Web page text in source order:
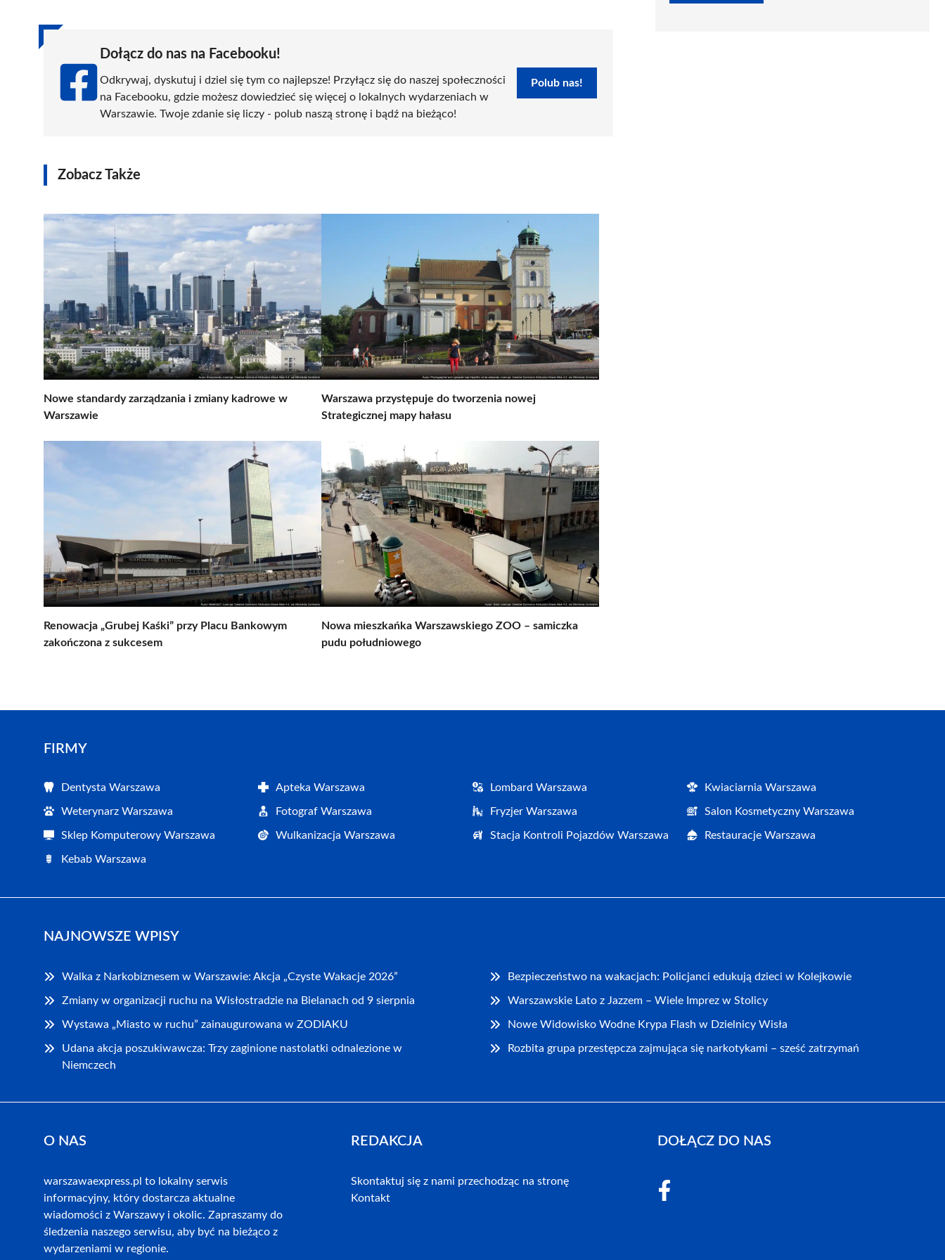
Dołącz do nas na Facebooku!
Odkrywaj, dyskutuj i dziel się tym co najlepsze! Przyłącz się do naszej społeczności
na Facebooku, gdzie możesz dowiedzieć się więcej o lokalnych wydarzeniach w
Warszawie. Twoje zdanie się liczy - polub naszą stronę i bądź na bieżąco!
Polub nas!
Zobacz Także
Nowe standardy zarządzania i zmiany kadrowe w
Warszawie
Warszawa przystępuje do tworzenia nowej
Strategicznej mapy hałasu
Renowacja „Grubej Kaśki” przy Placu Bankowym
zakończona z sukcesem
Nowa mieszkańka Warszawskiego ZOO – samiczka
pudu południowego
FIRMY
Dentysta Warszawa Apteka Warszawa Lombard Warszawa Kwiaciarnia Warszawa
Weterynarz Warszawa Fotograf Warszawa Fryzjer Warszawa Salon Kosmetyczny Warszawa
Sklep Komputerowy Warszawa Wulkanizacja Warszawa Stacja Kontroli Pojazdów Warszawa Restauracje Warszawa
Kebab Warszawa
NAJNOWSZE WPISY
Walka z Narkobiznesem w Warszawie: Akcja „Czyste Wakacje 2026” Bezpieczeństwo na wakacjach: Policjanci edukują dzieci w Kolejkowie
Zmiany w organizacji ruchu na Wisłostradzie na Bielanach od 9 sierpnia Warszawskie Lato z Jazzem – Wiele Imprez w Stolicy
Wystawa „Miasto w ruchu” zainaugurowana w ZODIAKU Nowe Widowisko Wodne Krypa Flash w Dzielnicy Wisła
Udana akcja poszukiwawcza: Trzy zaginione nastolatki odnalezione w
Niemczech
Rozbita grupa przestępcza zajmująca się narkotykami – sześć zatrzymań
O NAS
warszawaexpress.pl to lokalny serwis
informacyjny, który dostarcza aktualne
wiadomości z Warszawy i okolic. Zapraszamy do
śledzenia naszego serwisu, aby być na bieżąco z
wydarzeniami w regionie.
REDAKCJA
Skontaktuj się z nami przechodząc na stronę
Kontakt
DOŁĄCZ DO NAS